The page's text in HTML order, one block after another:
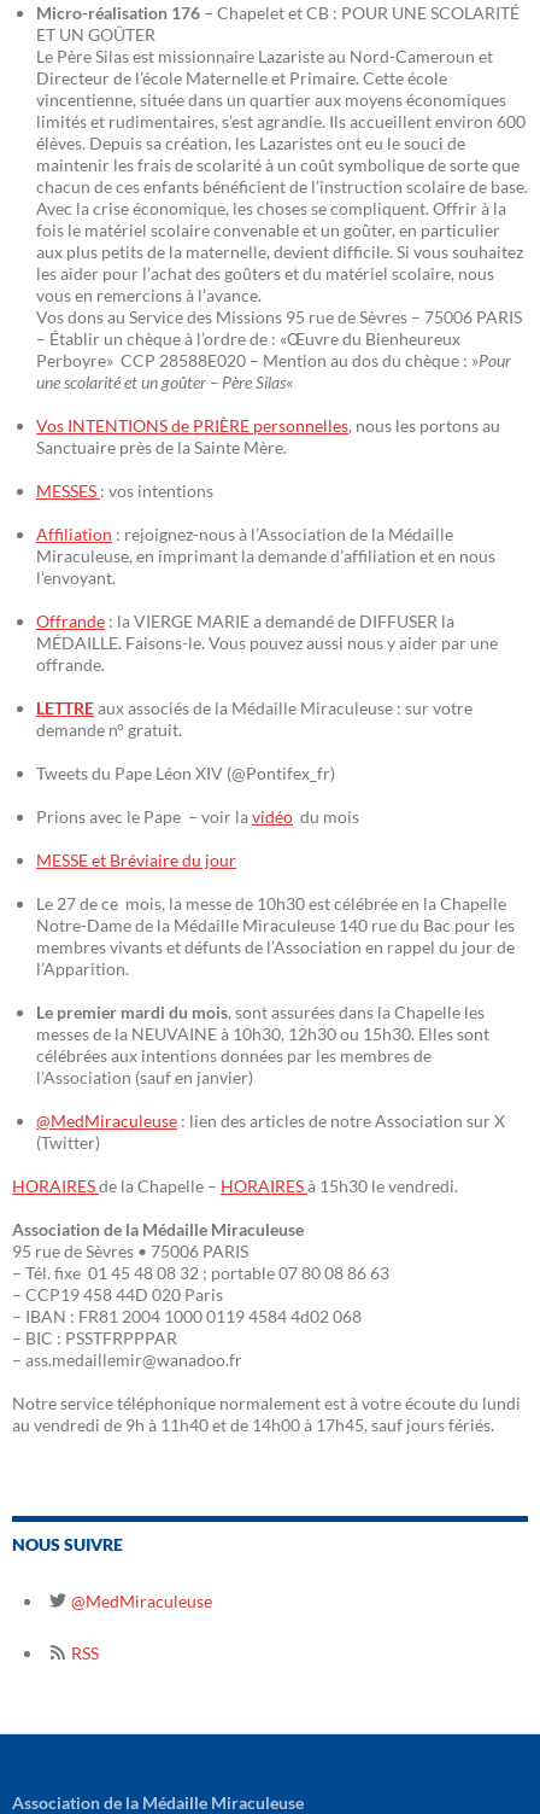
Micro-réalisation 176 – Chapelet et CB : POUR UNE SCOLARITÉ
ET UN GOÛTER
Le Père Silas est missionnaire Lazariste au Nord-Cameroun et
Directeur de l’école Maternelle et Primaire. Cette école
vincentienne, située dans un quartier aux moyens économiques
limités et rudimentaires, s’est agrandie. Ils accueillent environ 600
élèves. Depuis sa création, les Lazaristes ont eu le souci de
maintenir les frais de scolarité à un coût symbolique de sorte que
chacun de ces enfants bénéficient de l’instruction scolaire de base.
Avec la crise économique, les choses se compliquent. Offrir à la
fois le matériel scolaire convenable et un goûter, en particulier
aux plus petits de la maternelle, devient difficile. Si vous souhaitez
les aider pour l’achat des goûters et du matériel scolaire, nous
vous en remercions à l’avance.
Vos dons au Service des Missions 95 rue de Sèvres – 75006 PARIS
– Établir un chèque à l’ordre de : «Œuvre du Bienheureux
Perboyre» CCP 28588E020 – Mention au dos du chèque : »Pour
une scolarité et un goûter – Père Silas«
Vos INTENTIONS de PRIÈRE personnelles, nous les portons au
Sanctuaire près de la Sainte Mère.
MESSES : vos intentions
Affiliation : rejoignez-nous à l’Association de la Médaille
Miraculeuse, en imprimant la demande d’affiliation et en nous
l’envoyant.
Offrande : la VIERGE MARIE a demandé de DIFFUSER la
MÉDAILLE. Faisons-le. Vous pouvez aussi nous y aider par une
offrande.
LETTREaux associés de la Médaille Miraculeuse : sur votre
demande n° gratuit.
Tweets du Pape Léon XIV (@Pontifex_fr)
Prions avec le Pape – voir lavidéo du mois
MESSE et Bréviaire du jour
Le 27 de ce mois, la messe de 10h30 est célébrée en la Chapelle
Notre-Dame de la Médaille Miraculeuse 140 rue du Bac pour les
membres vivants et défunts de l’Association en rappel du jour de
l’Apparition.
Le premier mardi du mois, sont assurées dans la Chapelle les
messes de la NEUVAINE à 10h30, 12h30 ou 15h30. Elles sont
célébrées aux intentions données par les membres de
l’Association (sauf en janvier)
@MedMiraculeuse : lien des articles de notre Association sur X
(Twitter)
HORAIRESde la Chapelle – HORAIRESà 15h30 le vendredi.
Association de la Médaille Miraculeuse
95 rue de Sèvres • 75006 PARIS
– Tél. fixe 01 45 48 08 32 ; portable 07 80 08 86 63
– CCP19 458 44D 020 Paris
– IBAN : FR81 2004 1000 0119 4584 4d02 068
– BIC : PSSTFRPPPAR
– ass.medaillemir@wanadoo.fr
Notre service téléphonique normalement est à votre écoute du lundi
au vendredi de 9h à 11h40 et de 14h00 à 17h45, sauf jours fériés.
NOUS SUIVRE
@MedMiraculeuse
RSS
Association de la Médaille Miraculeuse